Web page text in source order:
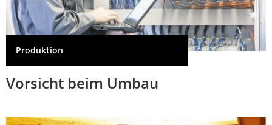
Produktion
Vorsicht beim Umbau